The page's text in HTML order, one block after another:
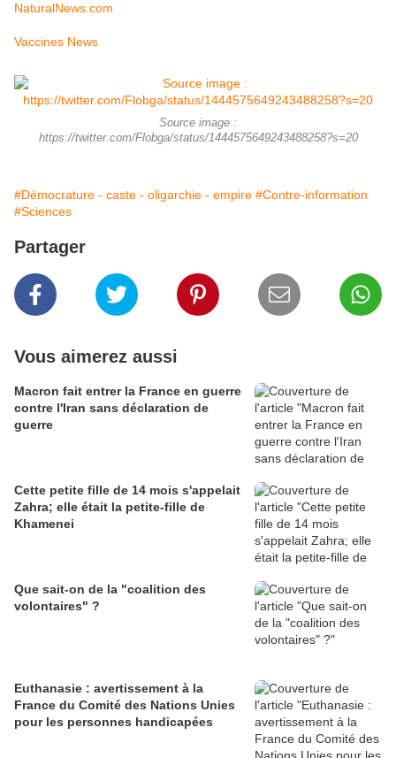
NaturalNews.com
Vaccines News
Source image :
https://twitter.com/Flobga/status/1444575649243488258?s=20
#Démocrature - caste - oligarchie - empire #Contre-information
#Sciences
Partager
Vous aimerez aussi
Macron fait entrer la France en guerre
contre l'Iran sans déclaration de
guerre
Cette petite fille de 14 mois s'appelait
Zahra; elle était la petite-fille de
Khamenei
Que sait-on de la "coalition des
volontaires" ?
Euthanasie : avertissement à la
France du Comité des Nations Unies
pour les personnes handicapées